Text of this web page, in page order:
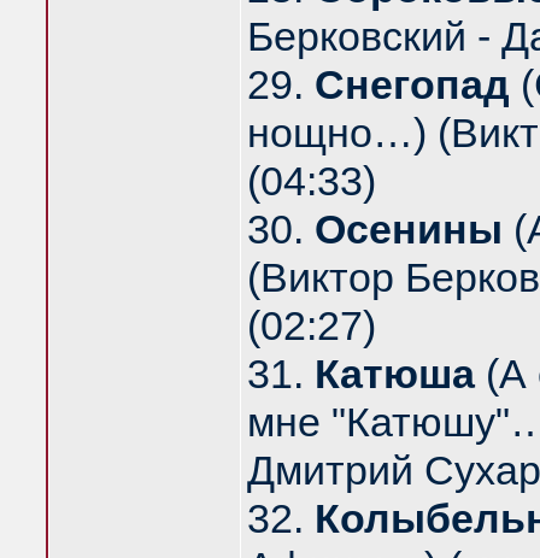
Берковский -
29. Снегопад
нощно…)
(04:33)
30. Осенины
(Виктор
(02:27)
31. Катюша(А
мне
Дмитрий
32.